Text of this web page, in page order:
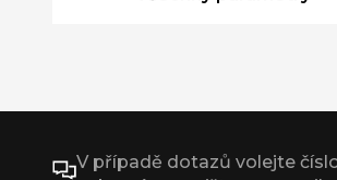
V případě dotazů volejte